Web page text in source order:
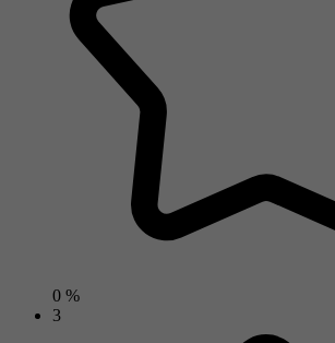
0 %
3